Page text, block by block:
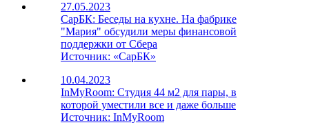
27.05.2023
СарБК: Беседы на кухне. На фабрике
"Мария" обсудили меры финансовой
поддержки от Сбера
Источник: «СарБК»
10.04.2023
InMyRoom: Студия 44 м2 для пары, в
которой уместили все и даже больше
Источник: InMyRoom